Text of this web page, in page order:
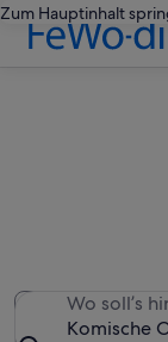
Zum Hauptinhalt
Wo soll’s
Komische